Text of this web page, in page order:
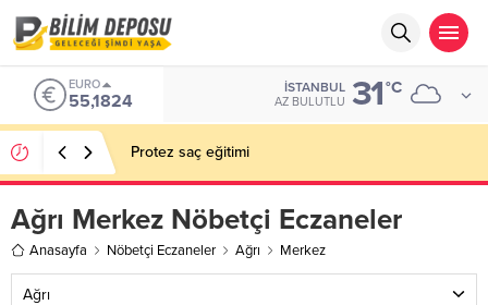
EURO
55,1824
İSTANBUL
AZ BULUTLU 31°C
Protez saç eğitimi
Ağrı Merkez Nöbetçi Eczaneler
Anasayfa Nöbetçi Eczaneler Ağrı Merkez
Ağrı